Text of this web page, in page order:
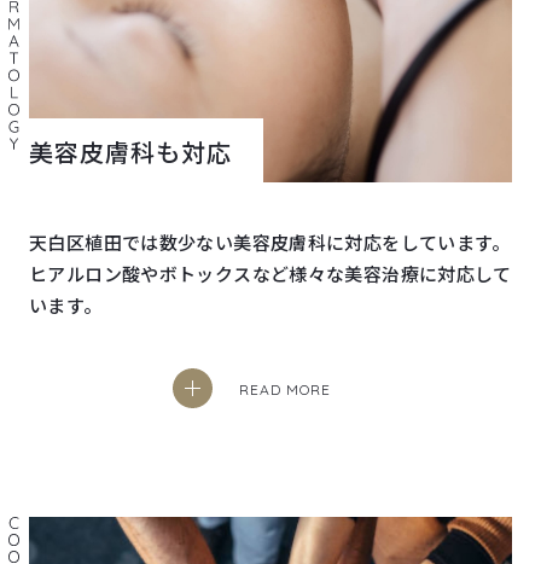
美容皮膚科も対応
天白区植田では数少ない美容皮膚科に対応をしています。
ヒアルロン酸やボトックスなど様々な美容治療に対応して
います。
READ MORE